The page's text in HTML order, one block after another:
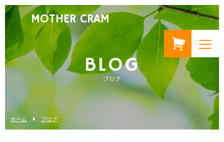
MOTHER CRAM
BLOG
ブログ
ホーム ブログ